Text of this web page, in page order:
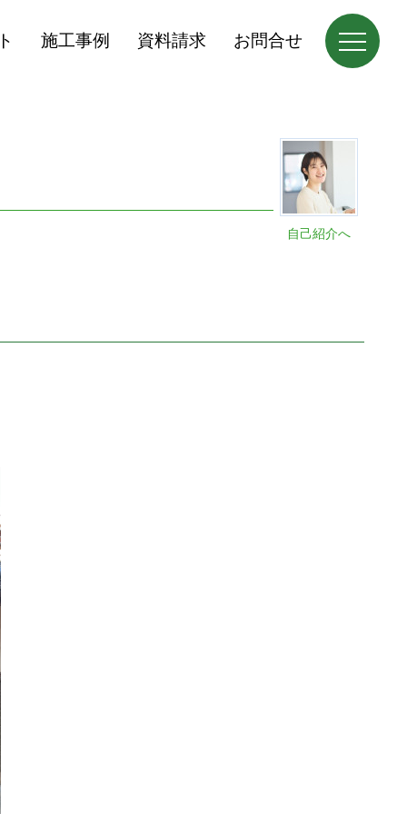
施工事例 資料請求 お問合せ
自己紹介へ